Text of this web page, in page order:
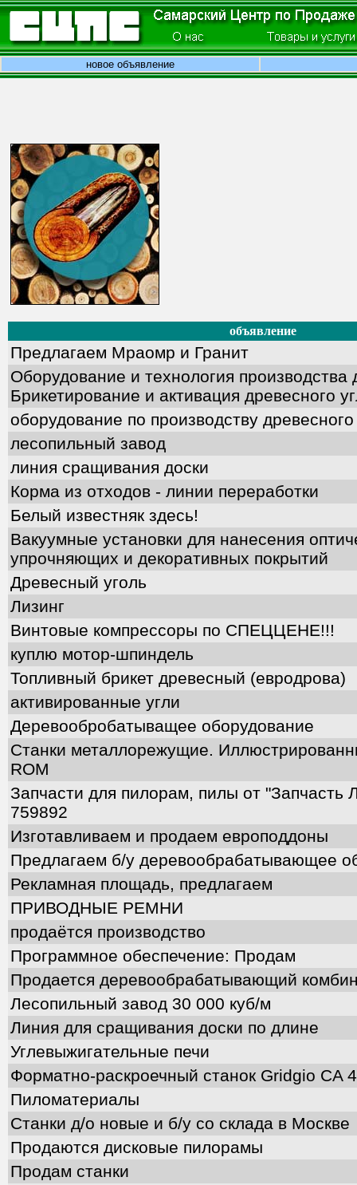
новое объявление
объявление
Предлагаем Мраомр и Гранит
Оборудование и технология производства
Брикетирование и активация древесного
оборудование по производству древесного
лесопильный завод
линия сращивания доски
Корма из отходов - линии переработки
Белый известняк здесь!
Вакуумные установки для нанесения
упрочняющих и декоративных покрытий
Древесный уголь
Лизинг
Винтовые компрессоры по СПЕЦЦЕНЕ!!!
куплю мотор-шпиндель
Топливный брикет древесный (евродрова)
активированные угли
Деревообробатыващее оборудование
Станки металлорежущие.
ROM
Запчасти для пилорам, пилы от "Запчасть
759892
Изготавливаем и продаем европоддоны
Предлагаем б/у деревообрабатывающее
Рекламная площадь, предлагаем
ПРИВОДНЫЕ РЕМНИ
продаётся производство
Программное обеспечение: Продам
Продается деревообрабатывающий
Лесопильный завод 30 000 куб/м
Линия для сращивания доски по длине
Углевыжигательные печи
Форматно-раскроечный станок Gridgio CA
Пиломатериалы
Станки д/о новые и б/у со склада в Москве
Продаются дисковые пилорамы
Продам станки